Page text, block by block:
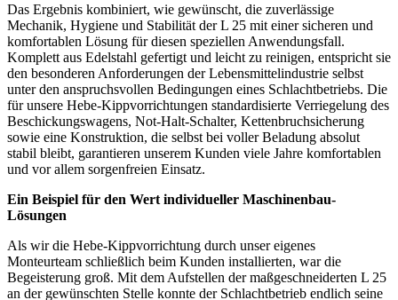
Das Ergebnis kombiniert, wie gewünscht, die zuverlässige
Mechanik, Hygiene und Stabilität der L 25 mit einer sicheren und
komfortablen Lösung für diesen speziellen Anwendungsfall.
Komplett aus Edelstahl gefertigt und leicht zu reinigen, entspricht sie
den besonderen Anforderungen der Lebensmittelindustrie selbst
unter den anspruchsvollen Bedingungen eines Schlachtbetriebs. Die
für unsere Hebe-Kippvorrichtungen standardisierte Verriegelung des
Beschickungswagens, Not-Halt-Schalter, Kettenbruchsicherung
sowie eine Konstruktion, die selbst bei voller Beladung absolut
stabil bleibt, garantieren unserem Kunden viele Jahre komfortablen
und vor allem sorgenfreien Einsatz.
Ein Beispiel für den Wert individueller Maschinenbau-
Lösungen
Als wir die Hebe-Kippvorrichtung durch unser eigenes
Monteurteam schließlich beim Kunden installierten, war die
Begeisterung groß. Mit dem Aufstellen der maßgeschneiderten L 25
an der gewünschten Stelle konnte der Schlachtbetrieb endlich seine